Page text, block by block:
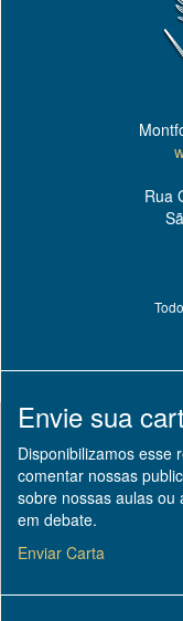
Rua
Envie sua
Disponibilizamos esse
comentar nossas
sobre nossas aulas
em debate.
Enviar Carta